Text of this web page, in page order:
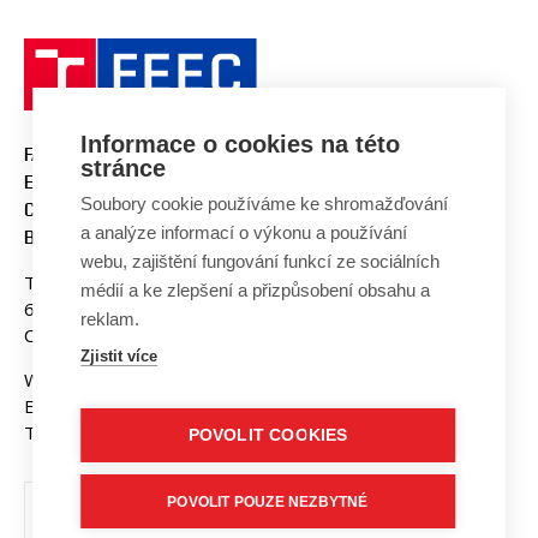
FACULTY OF ELECTRICAL
ENGINEERING AND
COMMUNICATION
BUT BRNO
Technicka 3058/10
616 00 Brno
Czech Republic
Web:
E-mail:fekt-info@vut.cz
Tel: +420 541 141 111
Informace o cookies na této
stránce
Soubory cookie používáme ke shromažďování
a analýze informací o výkonu a používání
webu, zajištění fungování funkcí ze sociálních
médií a ke zlepšení a přizpůsobení obsahu a
reklam.
Zjistit více
POVOLIT COOKIES
POVOLIT POUZE NEZBYTNÉ